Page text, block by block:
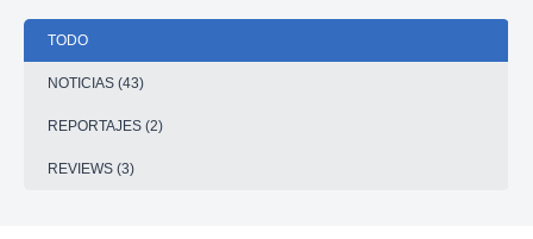
TODO
NOTICIAS (43)
REPORTAJES (2)
REVIEWS (3)